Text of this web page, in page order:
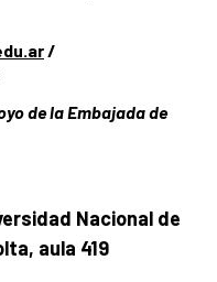
/
de la Embajada de
Nacional de
aula 419